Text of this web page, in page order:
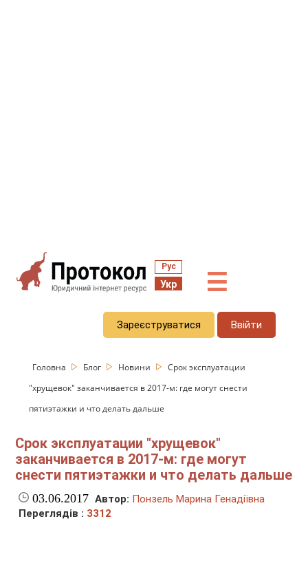
Рус
Укр ☰
Зареєструватися Ввійти
Головна Блог Новини
Срок эксплуатации
"хрущевок" заканчивается в 2017-м: где могут снести
пятиэтажки и что делать дальше
Срок эксплуатации "хрущевок"
заканчивается в 2017-м: где могут
снести пятиэтажки и что делать дальше
03.06.2017 Автор: Понзель Марина Генадіївна
Переглядів : 3312